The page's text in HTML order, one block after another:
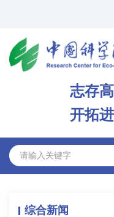
志存
开拓
综合新闻